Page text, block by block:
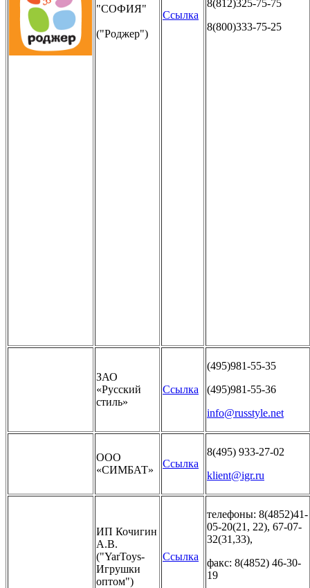
"СОФИЯ"
("Роджер")
Ссылка
8(812)325-75-75
8(800)333-75-25
ЗАО
«Русский
стиль»
Ссылка
(495)981-55-35
(495)981-55-36
info@russtyle.net
ООО
«СИМБАТ»
Ссылка
8(495) 933-27-02
klient@igr.ru
ИП Кочигин
А.В.
("YarToys-
Игрушки
оптом")
Ссылка
телефоны: 8(4852)41-
05-20(21, 22), 67-07-
32(31,33),
факс: 8(4852) 46-30-
19